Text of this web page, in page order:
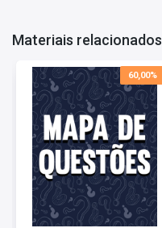
Materiais relacionados
60,00%